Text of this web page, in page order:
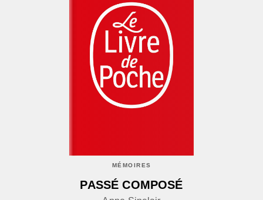
MÉMOIRES
PASSÉ COMPOSÉ